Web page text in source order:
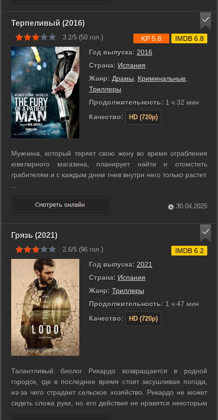
Терпеливый (2016)
3.2/5 (50 гол.)
Год выпуска: 2016
Страна: Испания
Жанр: Драмы Криминальные
Триллеры
Продолжительность: 1 ч 32 мин
Качество:
HD (720p)
KP 5.8 IMDB 6.8
Мужчина, который теряет свою жену во время ограбления
ювелирного магазина, планирует найти и отомстить
грабителям и с каждым днем гнев внутри него только растет.
...
30.04.2025
Грязь (2021)
2.6/5 (96 гол.)
Год выпуска: 2021
Страна: Испания
Жанр: Триллеры
Продолжительность: 1 ч 47 мин
Качество:
HD (720p)
IMDB 6.2
Талантливый биолог Рикардо возвращается в родной
городок, где в последнее время стоит засушливая погода,
из-за чего страдает сельское хозяйство. Рикардо не может
сидеть сложа руки, но его действия не нравятся некоторым
жителям. ...